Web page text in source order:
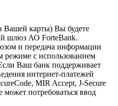
Вашей карты) Вы будете
шлюз АО ForteBank.
и передача информации
режиме с использованием
Ваш банк поддерживает
интернет-платежей
MIR Accept, J-Secure
может потребоваться ввод